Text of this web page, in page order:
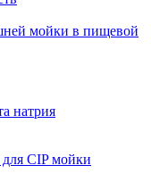
мойки в пищевой
натрия
CIP мойки